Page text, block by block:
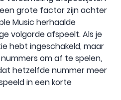
grote factor zijn achter
Music herhaalde
volgorde afspeelt. Als je
hebt ingeschakeld, maar
om af te spelen,
hetzelfde nummer meer
in een korte